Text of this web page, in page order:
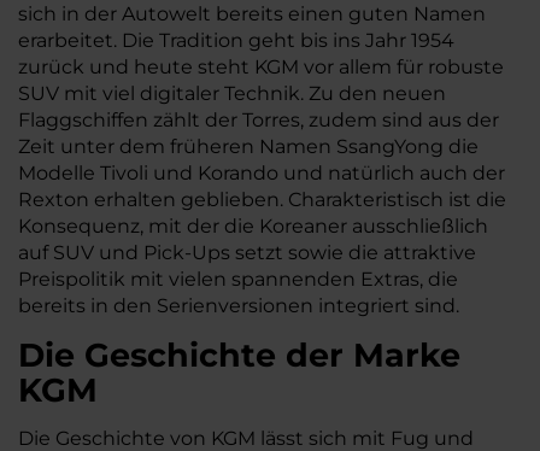
sich in der Autowelt bereits einen guten Namen
erarbeitet. Die Tradition geht bis ins Jahr 1954
zurück und heute steht KGM vor allem für robuste
SUV mit viel digitaler Technik. Zu den neuen
Flaggschiffen zählt der Torres, zudem sind aus der
Zeit unter dem früheren Namen SsangYong die
Modelle Tivoli und Korando und natürlich auch der
Rexton erhalten geblieben. Charakteristisch ist die
Konsequenz, mit der die Koreaner ausschließlich
auf SUV und Pick-Ups setzt sowie die attraktive
Preispolitik mit vielen spannenden Extras, die
bereits in den Serienversionen integriert sind.
Die Geschichte der Marke
KGM
Die Geschichte von KGM lässt sich mit Fug und